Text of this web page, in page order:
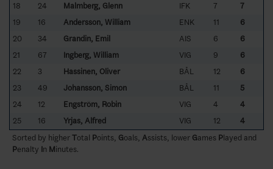
18
24 Malmberg, Glenn IFK 7
7
19
16 Andersson, William ENK 11
6
20
34 Grandin, Emil AIS 6
6
21
67 Ingberg, William VIG 9
6
22
3 Hassinen, Oliver BÅL 12
6
23
49 Johansson, Simon BÅL 11
5
24
12 Engström, Robin VIG 4
4
25
16 Yrjas, Alfred VIG 12
4
Sorted by higherTotal Points, Goals, Assists, lower Games Played and
Penalty In Minutes.